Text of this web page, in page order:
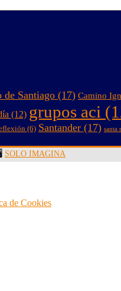
de Santiago (17) Camino
(12) grupos aci
(6) Santander (17) santa
SOLO IMAGINA
de Cookies